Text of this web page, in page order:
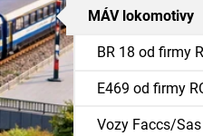
MÁV lokomotivy
BR 18 od firmy
E469 od firmy
Vozy Faccs/